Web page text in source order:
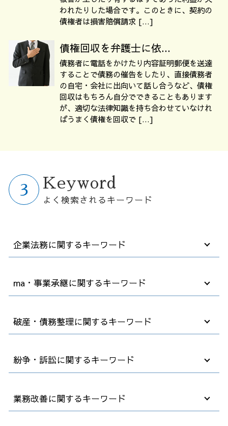
われたりした場合です。このときに、契約の
債権者は損害賠償請求 […]
債権回収を弁護士に依...
債務者に電話をかけたり内容証明郵便を送達
することで債務の催告をしたり、直接債務者
の自宅・会社に出向いて話し合うなど、債権
回収はもちろん自分でできることもあります
が、適切な法律知識を持ち合わせていなけれ
ばうまく債権を回収で […]
Keyword
よく検索されるキーワード
企業法務に関するキーワード
無断欠勤 懲戒解雇
顧問弁護士 社員の相談
ハラスメント 弊害
職場 ハラスメント
顧問弁護士 企業
債権 回収
業務委託 契約書
会社 顧問弁護士
ma・事業承継に関するキーワード
会社 買収 金額
m&a 流れ
m&a デメリット
m&a とは
m&a 事業譲渡
m&a 費用
破産・債務整理に関するキーワード
破産法 自己破産
自己破産 退職金
破産 債務
自己破産費用 払えない
紛争・訴訟に関するキーワード
雇用 解雇
解雇 取り消し
業務改善に関するキーワード